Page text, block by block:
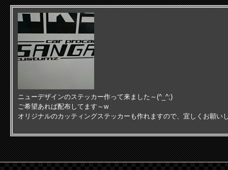
ニューデザインのステッカー作って来ました～(^_^;)
ご希望あれば配布してます～w
オリジナルのカッティングステッカーも作れますので、宜しくお願い